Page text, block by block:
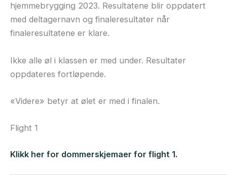
hjemmebrygging 2023. Resultatene blir oppdatert
med deltagernavn og finaleresultater når
finaleresultatene er klare.
Ikke alle øl i klassen er med under. Resultater
oppdateres fortløpende.
«Videre» betyr at ølet er med i finalen.
Flight 1
Klikk her for dommerskjemaer for flight 1.